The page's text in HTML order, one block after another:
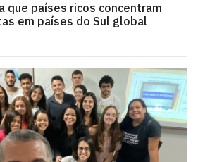
que países ricos concentram
em países do Sul global